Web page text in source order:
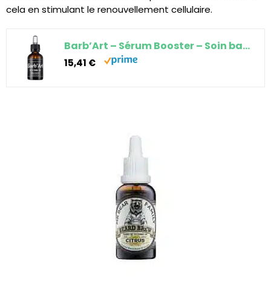
cela en stimulant le renouvellement cellulaire.
Barb’Art – Sérum Booster – Soin barbe fortifiant – Huiles bio de Ricin, Jojoba et Baobab – Parfum…
15,41 €